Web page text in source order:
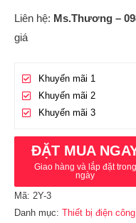
Liên hệ: Ms.Thương –
giá
Khuyến mãi 1
Khuyến mãi 2
Khuyến mãi 3
ĐẶT MUA
Giao hàng và lắp đặt trong
ngày
Mã: 2Y-3
Danh mục: Thiết bị điện